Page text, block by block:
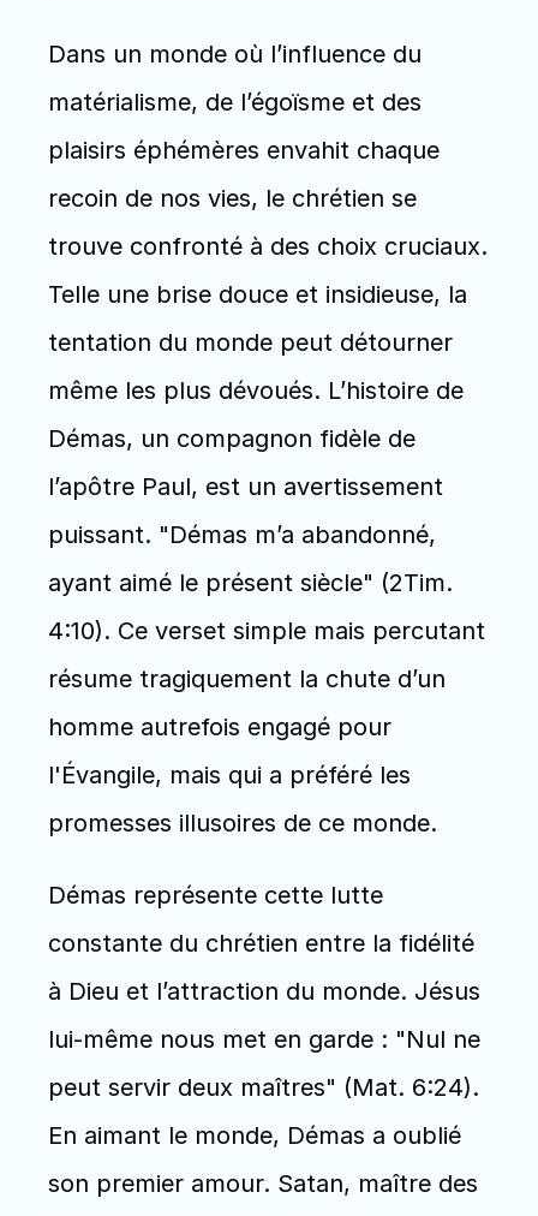
Dans un monde où l’influence du
matérialisme, de l’égoïsme et des
plaisirs éphémères envahit chaque
recoin de nos vies, le chrétien se
trouve confronté à des choix cruciaux.
Telle une brise douce et insidieuse, la
tentation du monde peut détourner
même les plus dévoués. L’histoire de
Démas, un compagnon fidèle de
l’apôtre Paul, est un avertissement
puissant. "Démas m’a abandonné,
ayant aimé le présent siècle" (2Tim.
4:10). Ce verset simple mais percutant
résume tragiquement la chute d’un
homme autrefois engagé pour
l'Évangile, mais qui a préféré les
promesses illusoires de ce monde.
Démas représente cette lutte
constante du chrétien entre la fidélité
à Dieu et l’attraction du monde. Jésus
lui-même nous met en garde : "Nul ne
peut servir deux maîtres" (Mat. 6:24).
En aimant le monde, Démas a oublié
son premier amour. Satan, maître des